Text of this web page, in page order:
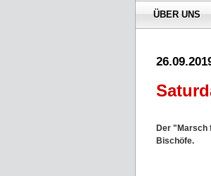
ÜBER UNS
Der "Marsch
Bischöfe.